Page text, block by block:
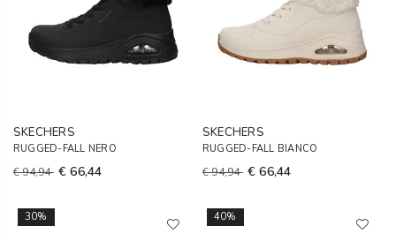
SKECHERS
RUGGED-FALL NERO
€ 94,94 € 66,44
SKECHERS
RUGGED-FALL BIANCO
€ 94,94 € 66,44
30% 40%